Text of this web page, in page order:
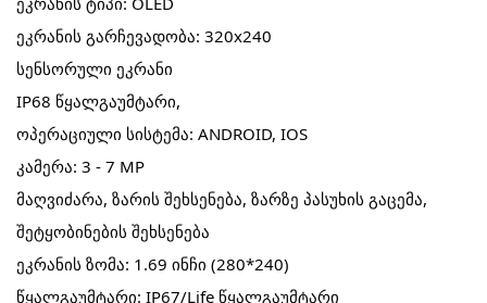
ეკრანის გარჩევადობა: 320x240
სენსორული ეკრანი
IP68 წყალგაუმტარი,
ოპერაციული სისტემა: ANDROID, IOS
კამერა: 3 - 7 MP
მაღვიძარა, ზარის შეხსენება, ზარზე პასუხის გაცემა,
შეტყობინების შეხსენება
ეკრანის ზომა: 1.69 ინჩი (280*240)
წყალგაუმტარი: IP67/Life წყალგაუმტარი